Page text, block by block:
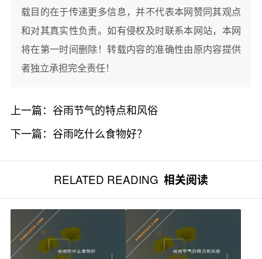
载目的在于传递更多信息，并不代表本网赞同其观点
和对其真实性负责。如有侵权及时联系本网站，本网
将在第一时间删除！转载内容的准确性由原内容提供
者独立承担完全责任！
上一篇： 谷雨节气的特点和风俗
下一篇： 谷雨吃什么食物好？
RELATED READING 相关阅读